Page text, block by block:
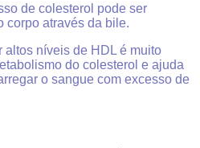
de colesterol pode ser
corpo através da bile.
altos níveis de HDL é muito
do colesterol e ajuda
o sangue com excesso de